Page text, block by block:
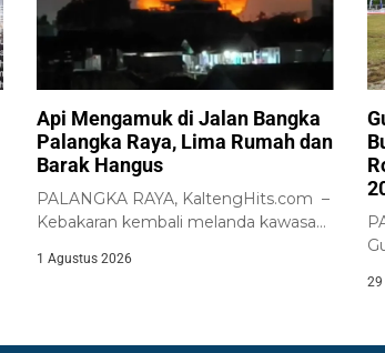
Api Mengamuk di Jalan Bangka
Palangka Raya, Lima Rumah dan
Barak Hangus
PALANGKA RAYA, KaltengHits.com –
Kebakaran kembali melanda kawasan
1 Agustus 2026
29